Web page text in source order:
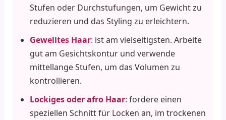
Stufen oder Durchstufungen, um Gewicht zu
reduzieren und das Styling zu erleichtern.
Gewelltes Haar: ist am vielseitigsten. Arbeite
gut am Gesichtskontur und verwende
mittellange Stufen, um das Volumen zu
kontrollieren.
Lockiges oder afro Haar: fordere einen
speziellen Schnitt für Locken an, im trockenen